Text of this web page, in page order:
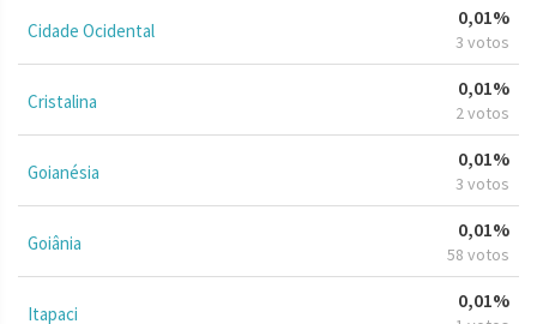
Cidade Ocidental
0,01%
3 votos
Cristalina
0,01%
2 votos
Goianésia
0,01%
3 votos
Goiânia
0,01%
58 votos
Itapaci
0,01%